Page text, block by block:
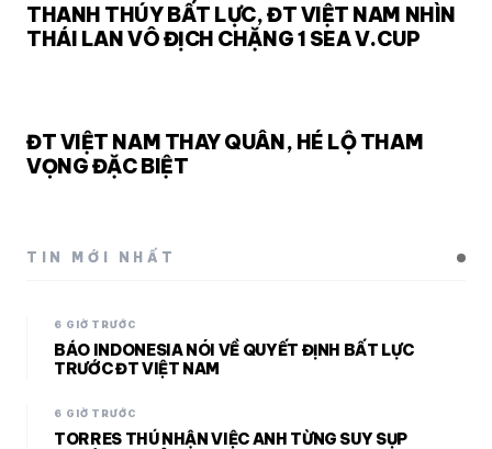
THANH THÚY BẤT LỰC, ĐT VIỆT NAM NHÌN
THÁI LAN VÔ ĐỊCH CHẶNG 1 SEA V.CUP
ĐT VIỆT NAM THAY QUÂN, HÉ LỘ THAM
VỌNG ĐẶC BIỆT
TIN MỚI NHẤT
6 GIỜ TRƯỚC
BÁO INDONESIA NÓI VỀ QUYẾT ĐỊNH BẤT LỰC
TRƯỚC ĐT VIỆT NAM
6 GIỜ TRƯỚC
TORRES THÚ NHẬN VIỆC ANH TỪNG SUY SỤP